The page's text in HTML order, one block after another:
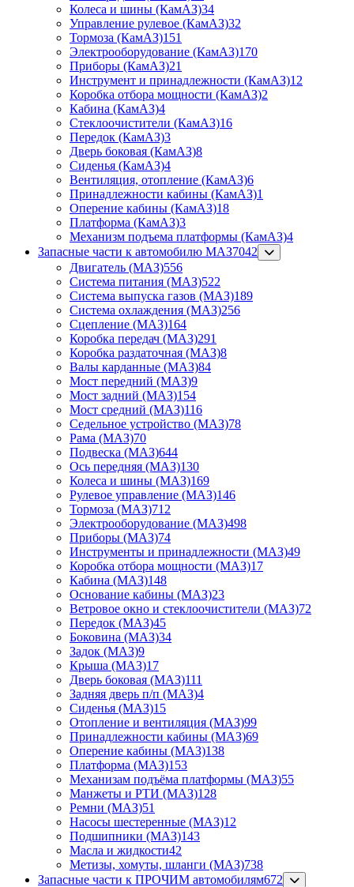
Колеса и шины (КамАЗ)34
Управление рулевое (КамАЗ)32
Тормоза (КамАЗ)151
Электрооборудование (КамАЗ)170
Приборы (КамАЗ)21
Инструмент и принадлежности (КамАЗ)12
Коробка отбора мощности (КамАЗ)2
Кабина (КамАЗ)4
Стеклоочистители (КамАЗ)16
Передок (КамАЗ)3
Дверь боковая (КамАЗ)8
Сиденья (КамАЗ)4
Вентиляция, отопление (КамАЗ)6
Принадлежности кабины (КамАЗ)1
Оперение кабины (КамАЗ)18
Платформа (КамАЗ)3
Механизм подъема платформы (КамАЗ)4
Запасные части к автомобилю МАЗ7042
Двигатель (МАЗ)556
Система питания (МАЗ)522
Система выпуска газов (МАЗ)189
Система охлаждения (МАЗ)256
Сцепление (МАЗ)164
Коробка передач (МАЗ)291
Коробка раздаточная (МАЗ)8
Валы карданные (МАЗ)84
Мост передний (МАЗ)9
Мост задний (МАЗ)154
Мост средний (МАЗ)116
Седельное устройство (МАЗ)78
Рама (МАЗ)70
Подвеска (МАЗ)644
Ось передняя (МАЗ)130
Колеса и шины (МАЗ)169
Рулевое управление (МАЗ)146
Тормоза (МАЗ)712
Электрооборудование (МАЗ)498
Приборы (МАЗ)74
Инструменты и принадлежности (МАЗ)49
Коробка отбора мощности (МАЗ)17
Кабина (МАЗ)148
Основание кабины (МАЗ)23
Ветровое окно и стеклоочистители (МАЗ)72
Передок (МАЗ)45
Боковина (МАЗ)34
Задок (МАЗ)9
Крыша (МАЗ)17
Дверь боковая (МАЗ)111
Задняя дверь п/п (МАЗ)4
Сиденья (МАЗ)15
Отопление и вентиляция (МАЗ)99
Принадлежности кабины (МАЗ)69
Оперение кабины (МАЗ)138
Платформа (МАЗ)153
Механизам подъёма платформы (МАЗ)55
Манжеты и РТИ (МАЗ)128
Ремни (МАЗ)51
Насосы шестеренные (МАЗ)12
Подшипники (МАЗ)143
Масла и жидкости42
Метизы, хомуты, шланги (МАЗ)738
Запасные части к ПРОЧИМ автомобилям672